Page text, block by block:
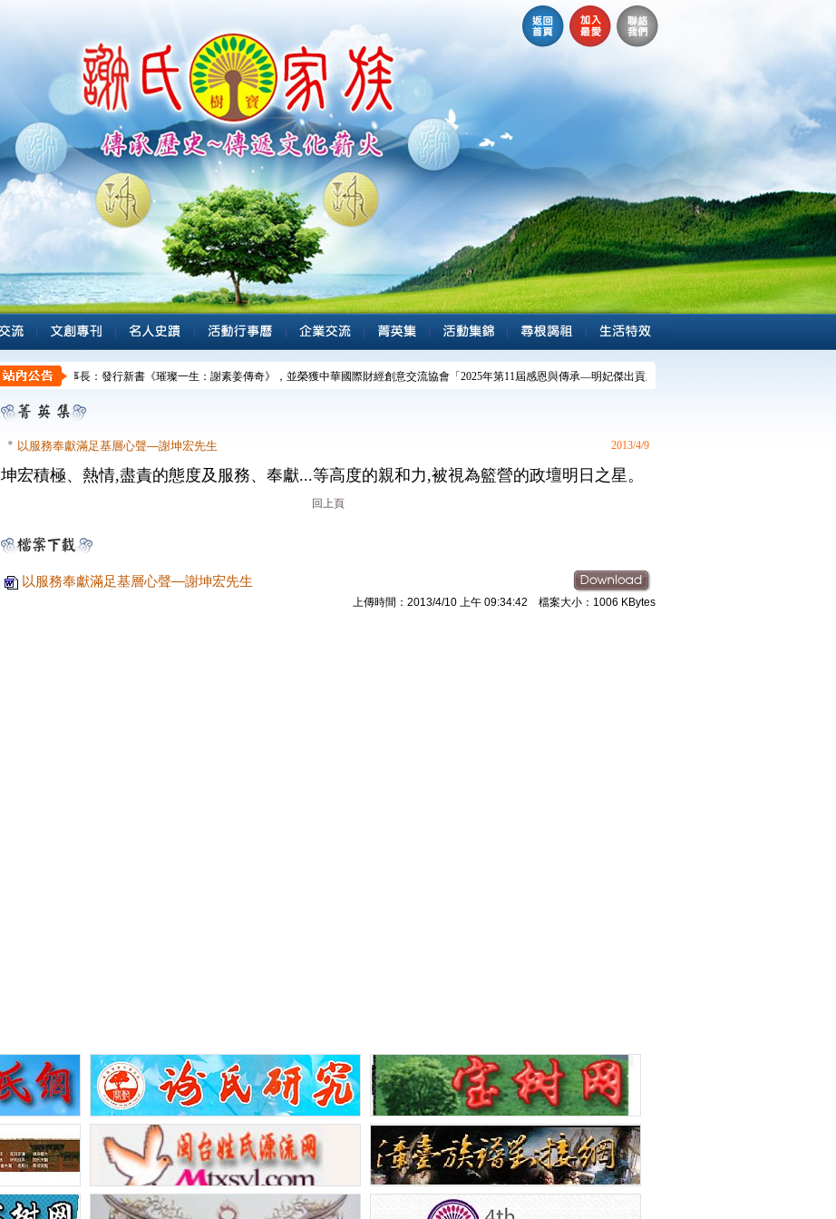
以服務奉獻滿足基層心聲—謝坤宏先生 2013/4/9
坤宏積極、熱情,盡責的態度及 服務、奉獻...等高度的親和力,被視為籃營的政壇明日之星。
回上頁
以服務奉獻滿足基層心聲—謝坤宏先生
上傳時間：2013/4/10 上午 09:34:42 檔案大小：1006 KBytes